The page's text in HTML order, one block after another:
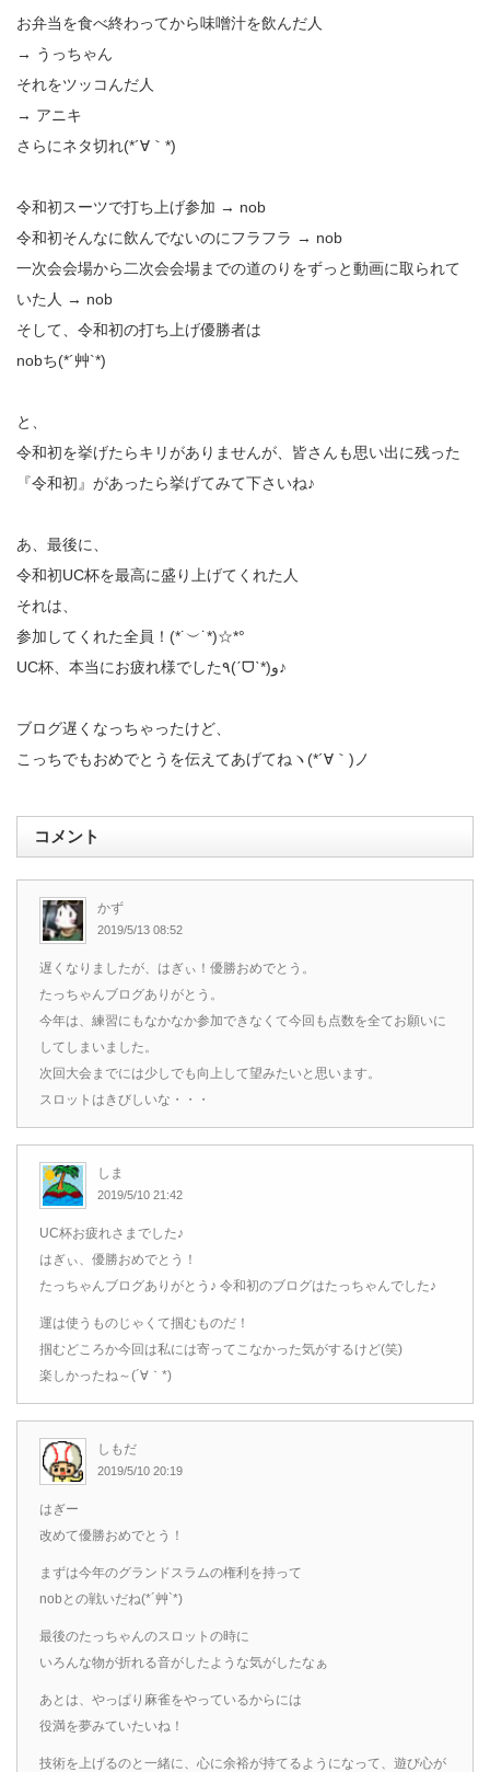
お弁当を食べ終わってから味噌汁を飲んだ人
→ うっちゃん
それをツッコんだ人
→ アニキ
さらにネタ切れ(*´∀｀*)
令和初スーツで打ち上げ参加 → nob
令和初そんなに飲んでないのにフラフラ → nob
一次会会場から二次会会場までの道のりをずっと動画に取られて
いた人 → nob
そして、令和初の打ち上げ優勝者は
nobち(*´艸`*)
と、
令和初を挙げたらキリがありませんが、皆さんも思い出に残った
『令和初』があったら挙げてみて下さいね♪
あ、最後に、
令和初UC杯を最高に盛り上げてくれた人
それは、
参加してくれた全員！‪(*˙︶˙*)☆*°
UC杯、本当にお疲れ様でした٩(ˊᗜˋ*)و♪
ブログ遅くなっちゃったけど、
こっちでもおめでとうを伝えてあげてねヽ(*´∀｀)ノ
コメント
かず
2019/5/13 08:52
遅くなりましたが、はぎぃ！優勝おめでとう。
たっちゃんブログありがとう。
今年は、練習にもなかなか参加できなくて今回も点数を全てお願いに
してしまいました。
次回大会までには少しでも向上して望みたいと思います。
スロットはきびしいな・・・
しま
2019/5/10 21:42
UC杯お疲れさまでした♪
はぎぃ、優勝おめでとう！
たっちゃんブログありがとう♪ 令和初のブログはたっちゃんでした♪
運は使うものじゃくて掴むものだ！
掴むどころか今回は私には寄ってこなかった気がするけど(笑)
楽しかったね～(´∀｀*)
しもだ
2019/5/10 20:19
はぎー
改めて優勝おめでとう！
まずは今年のグランドスラムの権利を持って
nobとの戦いだね(*´艸`*)
最後のたっちゃんのスロットの時に
いろんな物が折れる音がしたような気がしたなぁ
あとは、やっぱり麻雀をやっているからには
役満を夢みていたいね！
技術を上げるのと一緒に、心に余裕が持てるようになって、遊び心が